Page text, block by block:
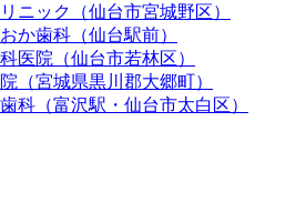
ニック（仙台市宮城野区）
か歯科（仙台駅前）
医院（仙台市若林区）
（宮城県黒川郡大郷町）
科（富沢駅・仙台市太白区）